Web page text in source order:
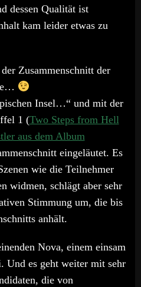
dessen Qualität ist
kam leider etwas zu
Zusammenschnitt der
Insel…“ und mit der
1 (Two Steps from Hell
aus dem Album
eingeläutet. Es
wie die Teilnehmer
widmen, schlägt aber sehr
Stimmung um, die bis
anhält.
Nova, einem einsam
Und es geht weiter mit sehr
die von